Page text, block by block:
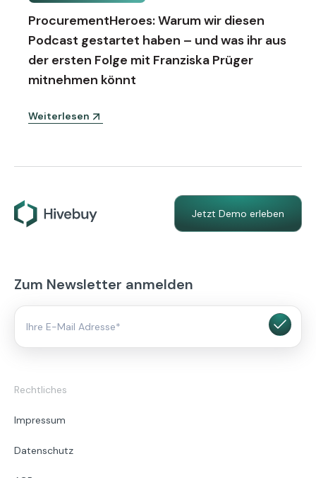
ProcurementHeroes: Warum wir diesen
Podcast gestartet haben – und was ihr aus
der ersten Folge mit Franziska Prüger
mitnehmen könnt
Weiterlesen
Jetzt Demo erleben
Rechtliches
Impressum
Datenschutz
Zum Newsletter anmelden